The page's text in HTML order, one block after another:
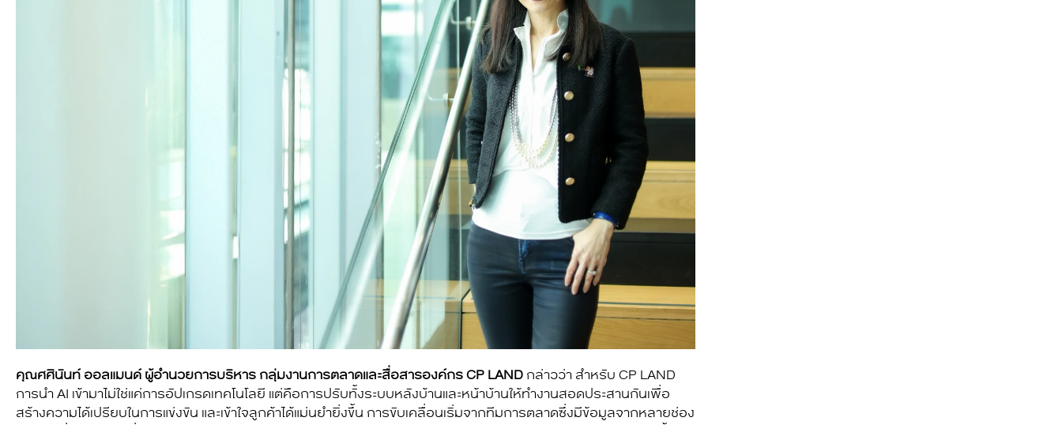
คุณศศินันท์ ออลแมนด์ ผู้อำนวยการบริหาร กลุ่มงานการตลาดและสื่อสารองค์กร CP LAND กล่าวว่า สำหรับ CP LAND
การนำ AI เข้ามาไม่ใช่แค่การอัปเกรดเทคโนโลยี แต่คือการปรับทั้งระบบหลังบ้านและหน้าบ้านให้ทำงานสอดประสานกันเพื่อ
สร้างความได้เปรียบในการแข่งขัน และเข้าใจลูกค้าได้แม่นยำยิ่งขึ้น การขับเคลื่อนเริ่มจากทีมการตลาดซึ่งมีข้อมูลจากหลายช่อง